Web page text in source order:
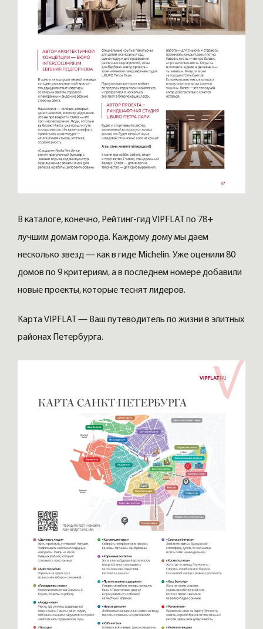
В каталоге, конечно, Рейтинг-гид VIPFLAT по 78+
лучшим домам города. Каждому дому мы даем
несколько звезд — как в гиде Michelin. Уже оценили 80
домов по 9 критериям, а в последнем номере добавили
новые проекты, которые теснят лидеров.
Карта VIPFLAT — Ваш путеводитель по жизни в элитных
районах Петербурга.